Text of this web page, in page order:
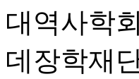
대역사학
데장학재